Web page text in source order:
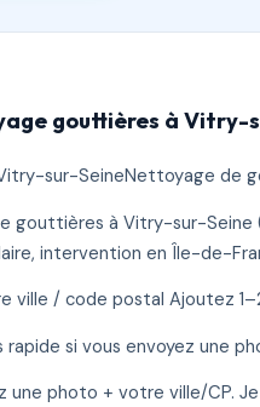
gouttières à Vitry-
sur-SeineNettoyage de
gouttières à Vitry-sur-Seine
intervention en Île-de-
ville / code postal Ajoutez
rapide si vous envoyez une
une photo + votre ville/CP.